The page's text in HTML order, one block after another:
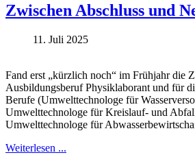
Zwischen Abschluss und
11. Juli 2025
Fand erst „kürzlich noch“ im Frühjahr die
Ausbildungsberuf Physiklaborant und für
Berufe (Umwelttechnologe für
Umwelttechnologe für Kreislauf- und
Umwelttechnologe für
Weiterlesen ...